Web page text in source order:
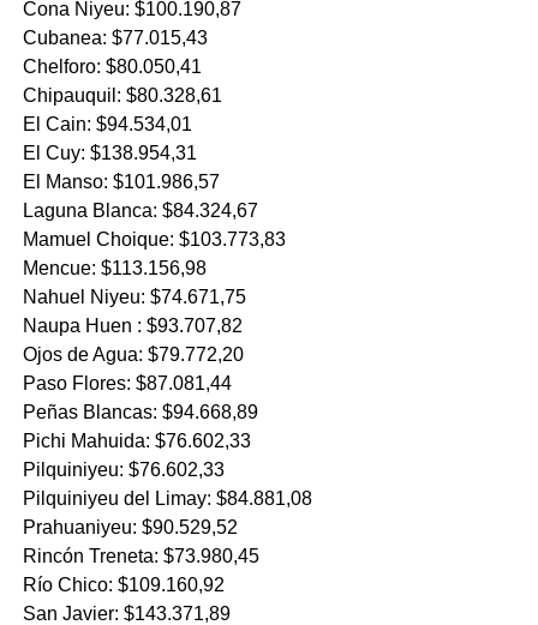
Cona Niyeu: $100.190,87
Cubanea: $77.015,43
Chelforo: $80.050,41
Chipauquil: $80.328,61
El Cain: $94.534,01
El Cuy: $138.954,31
El Manso: $101.986,57
Laguna Blanca: $84.324,67
Mamuel Choique: $103.773,83
Mencue: $113.156,98
Nahuel Niyeu: $74.671,75
Naupa Huen : $93.707,82
Ojos de Agua: $79.772,20
Paso Flores: $87.081,44
Peñas Blancas: $94.668,89
Pichi Mahuida: $76.602,33
Pilquiniyeu: $76.602,33
Pilquiniyeu del Limay: $84.881,08
Prahuaniyeu: $90.529,52
Rincón Treneta: $73.980,45
Río Chico: $109.160,92
San Javier: $143.371,89